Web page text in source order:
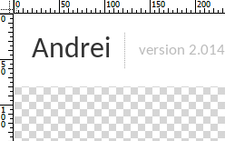
Andrei version 2.014